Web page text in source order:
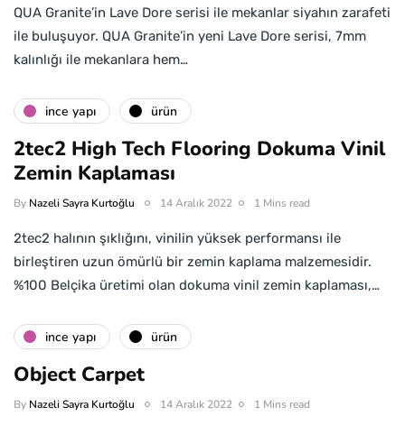
QUA Granite’in Lave Dore serisi ile mekanlar siyahın zarafeti
ile buluşuyor. QUA Granite’in yeni Lave Dore serisi, 7mm
kalınlığı ile mekanlara hem…
i̇nce yapı ürün
2tec2 High Tech Flooring Dokuma Vinil
Zemin Kaplaması
By Nazeli Sayra Kurtoğlu 14 Aralık 2022 1 Mins read
2tec2 halının şıklığını, vinilin yüksek performansı ile
birleştiren uzun ömürlü bir zemin kaplama malzemesidir.
%100 Belçika üretimi olan dokuma vinil zemin kaplaması,…
i̇nce yapı ürün
Object Carpet
By Nazeli Sayra Kurtoğlu 14 Aralık 2022 1 Mins read